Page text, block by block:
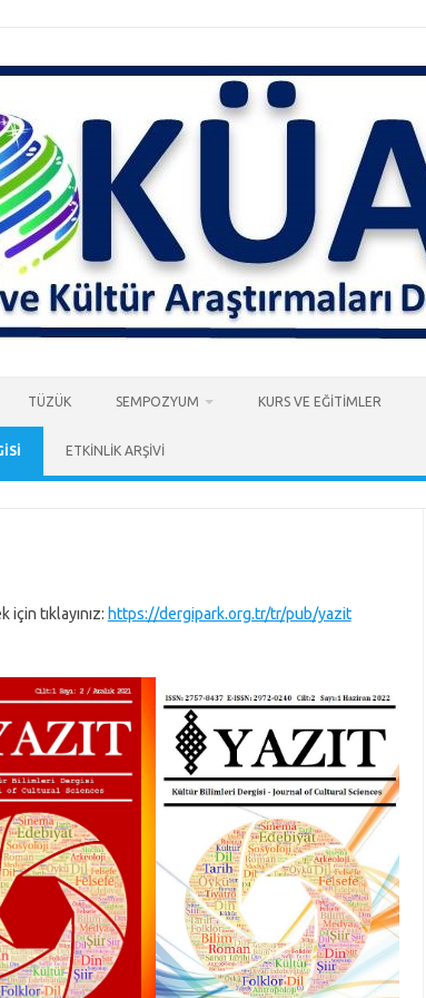
TÜZÜK SEMPOZYUM KURS VE EĞİTİMLER
ETKİNLİK ARŞİVİ
için tıklayınız: https://dergipark.org.tr/tr/pub/yazit